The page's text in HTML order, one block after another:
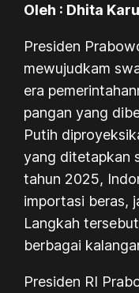
Oleh : Dhita
Presiden
mewujudkam
era
pangan yang
Putih
yang ditetapkan
tahun 2025,
importasi beras,
Langkah
berbagai
Presiden RI